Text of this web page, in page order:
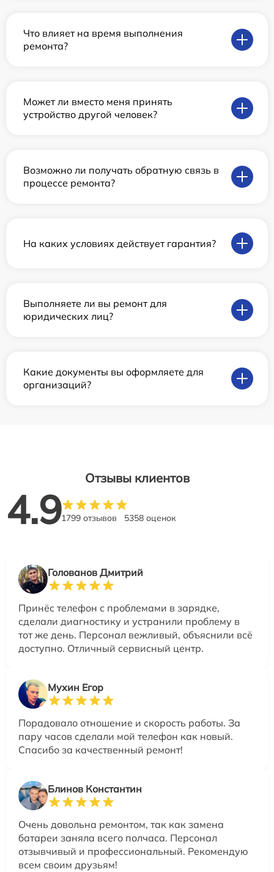
Что влияет на время выполнения
ремонта?
Может ли вместо меня принять
устройство другой человек?
Возможно ли получать обратную связь в
процессе ремонта?
На каких условиях действует гарантия?
Выполняете ли вы ремонт для
юридических лиц?
Какие документы вы оформляете для
организаций?
Отзывы клиентов
4.91799 отзывов 5358 оценок
Голованов Дмитрий
Принёс телефон с проблемами в зарядке,
сделали диагностику и устранили проблему в
тот же день. Персонал вежливый, объяснили всё
доступно. Отличный сервисный центр.
Мухин Егор
Порадовало отношение и скорость работы. За
пару часов сделали мой телефон как новый.
Спасибо за качественный ремонт!
Блинов Константин
Очень довольна ремонтом, так как замена
батареи заняла всего полчаса. Персонал
отзывчивый и профессиональный. Рекомендую
всем своим друзьям!